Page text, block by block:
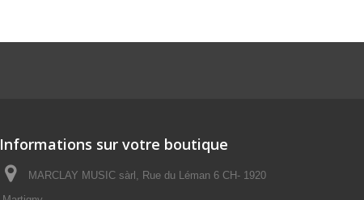
Informations sur votre boutique
MARCLAY MUSIC sàrl, Rue du Léman 6 CH- 1920